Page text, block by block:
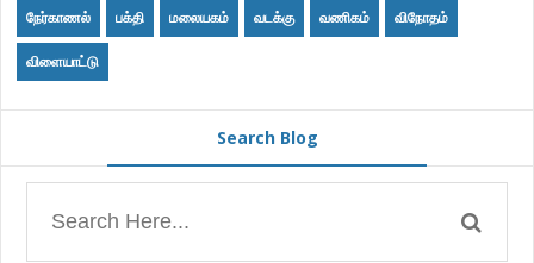
நேர்காணல் பக்தி மலையகம் வடக்கு வணிகம் விநோதம்
விளையாட்டு
Search Blog